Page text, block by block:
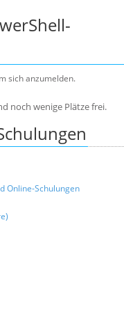
sich anzumelden.
noch wenige Plätze frei.
Online-Schulungen